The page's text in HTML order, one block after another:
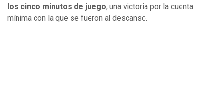
los cinco minutos de juego, una victoria por la cuenta
mínima con la que se fueron al descanso.